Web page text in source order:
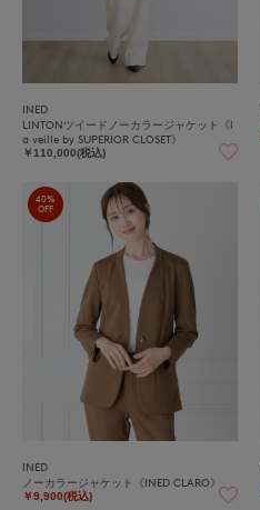
INED
LINTONツイードノーカラージャケット《l
a veille by SUPERIOR CLOSET》
￥110,000(税込)
40%
OFF
INED
ノーカラージャケット《INED CLARO》
￥9,900(税込)